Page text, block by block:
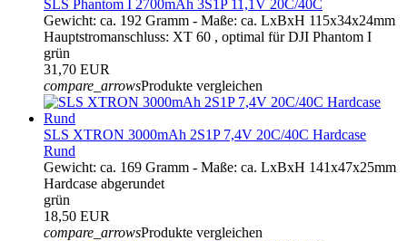
SLS Phantom I 2700mAh 3S1P 11,1V 20C/40C
Gewicht: ca. 192 Gramm - Maße: ca. LxBxH 115x34x24mm
Hauptstromanschluss: XT 60 , optimal für DJI Phantom I
grün
31,70 EUR
compare_arrowsProdukte vergleichen
SLS XTRON 3000mAh 2S1P 7,4V 20C/40C Hardcase
Rund
Gewicht: ca. 169 Gramm - Maße: ca. LxBxH 141x47x25mm
Hardcase abgerundet
grün
18,50 EUR
compare_arrowsProdukte vergleichen